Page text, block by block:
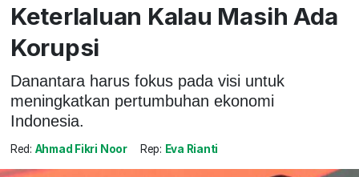
Keterlaluan Kalau Masih Ada
Korupsi
Danantara harus fokus pada visi untuk
meningkatkan pertumbuhan ekonomi
Indonesia.
Red: Ahmad Fikri Noor Rep: Eva Rianti